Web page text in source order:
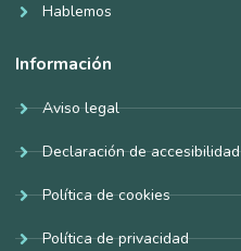
Hablemos
Información
Aviso legal
Declaración de accesibilidad
Política de cookies
Política de privacidad